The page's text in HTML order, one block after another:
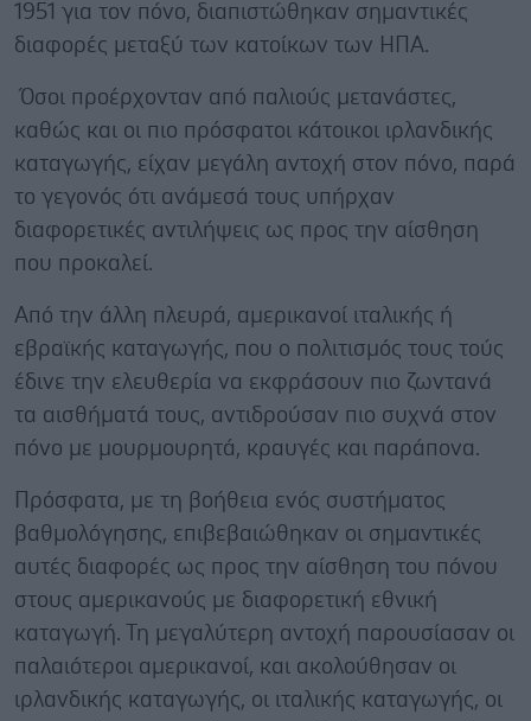
1951 για τον πόνο, διαπιστώθηκαν σημαντικές
διαφορές μεταξύ των κατοίκων των ΗΠΑ.
Όσοι προέρχονταν από παλιούς μετανάστες,
καθώς και οι πιο πρόσφατοι κάτοικοι ιρλανδικής
καταγωγής, είχαν μεγάλη αντοχή στον πόνο, παρά
το γεγονός ότι ανάμεσά τους υπήρχαν
διαφορετικές αντιλήψεις ως προς την αίσθηση
που προκαλεί.
Από την άλλη πλευρά, αμερικανοί ιταλικής ή
εβραϊκής καταγωγής, που ο πολιτισμός τους τούς
έδινε την ελευθερία να εκφράσουν πιο ζωντανά
τα αισθήματά τους, αντιδρούσαν πιο συχνά στον
πόνο με μουρμουρητά, κραυγές και παράπονα.
Πρόσφατα, με τη βοήθεια ενός συστήματος
βαθμολόγησης, επιβεβαιώθηκαν οι σημαντικές
αυτές διαφορές ως προς την αίσθηση του πόνου
στους αμερικανούς με διαφορετική εθνική
καταγωγή. Τη μεγαλύτερη αντοχή παρουσίασαν οι
παλαιότεροι αμερικανοί, και ακολούθησαν οι
ιρλανδικής καταγωγής, οι ιταλικής καταγωγής, οι